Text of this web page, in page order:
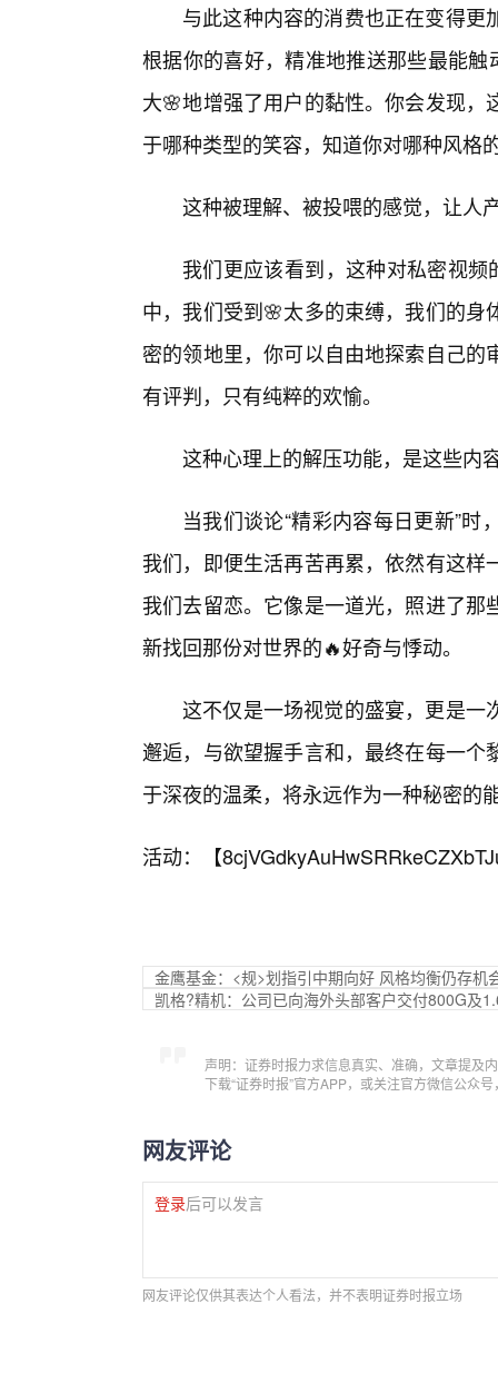
与此这种内容的消费也正在变得
根据你的喜好，精准地推送那些最能
大🌸地增强了用户的黏性。你会发现
于哪种类型的笑容，知道你对哪种风格
这种被理解、被投喂的感觉，让人
我们更应该看到，这种对私密视频
中，我们受到🌸太多的束缚，我们的
密的领地里，你可以自由地探索自己
有评判，只有纯粹的欢愉。
这种心理上的解压功能，是这些内
当我们谈论“精彩内容每日更新”
我们，即便生活再苦再累，依然有这
我们去留恋。它像是一道光，照进了
新找回那份对世界的🔥好奇与悸动。
这不仅是一场视觉的盛宴，更是一
邂逅，与欲望握手言和，最终在每一
于深夜的温柔，将永远作为一种秘密的
活动：【
金鹰基金：<规>划指引中期向好 风格均衡仍存机
凯格?精机：公司已向海外头部客户交付800G及
声明：证券时报力求信息真实、准确，文章提及
下载“证券时报”官方APP，或关注官方微信公众
网友评论
登录后可以发言
网友评论仅供其表达个人看法，并不表明证券时报立场